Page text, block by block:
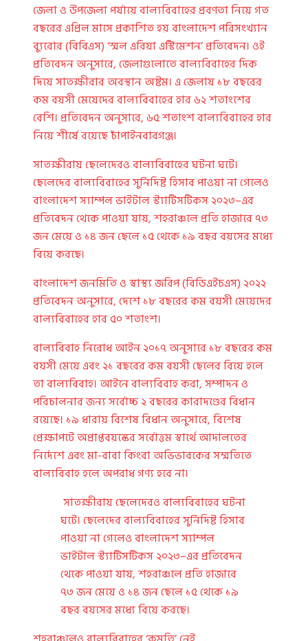
জেলা ও উপজেলা পর্যায়ে বাল্যবিবাহের প্রবণতা নিয়ে গত
বছরের এপ্রিল মাসে প্রকাশিত হয় বাংলাদেশ পরিসংখ্যান
ব্যুরোর (বিবিএস) ‘স্মল এরিয়া এস্টিমেশন’ প্রতিবেদন। ওই
প্রতিবেদন অনুসারে, জেলাগুলোতে বাল্যবিবাহের দিক
দিয়ে সাতক্ষীরার অবস্থান অষ্টম। এ জেলায় ১৮ বছরের
কম বয়সী মেয়েদের বাল্যবিবাহের হার ৬২ শতাংশের
বেশি। প্রতিবেদন অনুসারে, ৬৫ শতাংশ বাল্যবিবাহের হার
নিয়ে শীর্ষে রয়েছে চাঁপাইনবাবগঞ্জ।
সাতক্ষীরায় ছেলেদেরও বাল্যবিবাহের ঘটনা ঘটে।
ছেলেদের বাল্যবিবাহের সুর্নিদিষ্ট হিসাব পাওয়া না গেলেও
বাংলাদেশ স্যাম্পল ভাইটাল স্ট্যাটিসটিকস ২০২৩–এর
প্রতিবেদন থেকে পাওয়া যায়, শহরাঞ্চলে প্রতি হাজারে ৭৩
জন মেয়ে ও ১৪ জন ছেলে ১৫ থেকে ১৯ বছর বয়সের মধ্যে
বিয়ে করছে।
বাংলাদেশ জনমিতি ও স্বাস্থ্য জরিপ (বিডিএইচএস) ২০২২
প্রতিবেদন অনুসারে, দেশে ১৮ বছরের কম বয়সী মেয়েদের
বাল্যবিবাহের হার ৫০ শতাংশ।
বাল্যবিবাহ নিরোধ আইন ২০১৭ অনুসারে ১৮ বছরের কম
বয়সী মেয়ে এবং ২১ বছরের কম বয়সী ছেলের বিয়ে হলে
তা বাল্যবিবাহ। আইনে বাল্যবিবাহ করা, সম্পাদন ও
পরিচালনার জন্য সর্বোচ্চ ২ বছরের কারাদণ্ডের বিধান
রয়েছে। ১৯ ধারায় বিশেষ বিধান অনুসারে, বিশেষ
প্রেক্ষাপটে অপ্রাপ্তবয়স্কের সর্বোত্তম স্বার্থে আদালতের
নির্দেশে এবং মা-বাবা কিংবা অভিভাবকের সম্মতিতে
বাল্যবিবাহ হলে অপরাধ গণ্য হবে না।
সাতক্ষীরায় ছেলেদেরও বাল্যবিবাহের ঘটনা
ঘটে। ছেলেদের বাল্যবিবাহের সুর্নিদিষ্ট হিসাব
পাওয়া না গেলেও বাংলাদেশ স্যাম্পল
ভাইটাল স্ট্যাটিসটিকস ২০২৩–এর প্রতিবেদন
থেকে পাওয়া যায়, শহরাঞ্চলে প্রতি হাজারে
৭৩ জন মেয়ে ও ১৪ জন ছেলে ১৫ থেকে ১৯
বছর বয়সের মধ্যে বিয়ে করছে।